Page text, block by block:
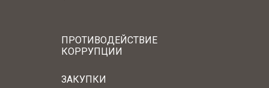
ПРОТИВОДЕЙСТВИЕ
КОРРУПЦИИ
ЗАКУПКИ